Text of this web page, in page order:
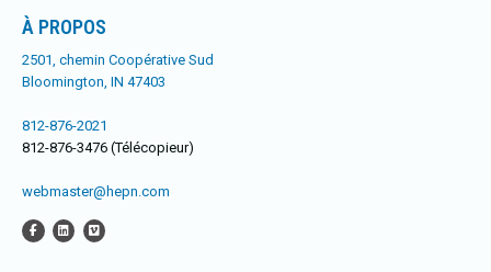
À PROPOS
2501, chemin Coopérative Sud
Bloomington, IN 47403
812-876-2021
812-876-3476 (Télécopieur)
webmaster@hepn.com